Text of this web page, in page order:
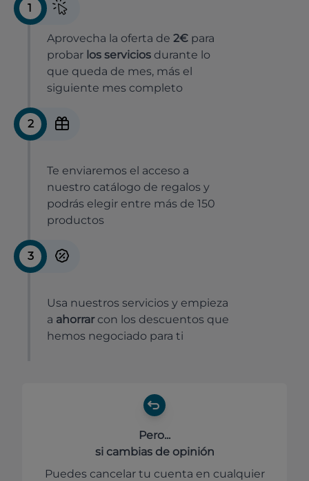
1
Aprovecha la oferta de 2€ para
probar los servicios durante lo
que queda de mes, más el
siguiente mes completo
2
Te enviaremos el acceso a
nuestro catálogo de regalos y
podrás elegir entre más de 150
productos
3
Usa nuestros servicios y empieza
a ahorrar con los descuentos que
hemos negociado para ti
Pero...
si cambias de opinión
Puedes cancelar tu cuenta en cualquier